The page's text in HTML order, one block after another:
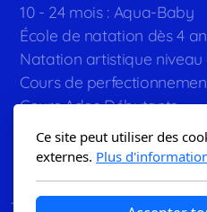
10 - 24 mois : Aqua-Baby
École de natation dès 4
Natation artistique
Cours de
Cours Ados Débutants
Cours Ados loisirs
Aquagym et Aquajogging
Truites arc en ciel
Ce site peut utiliser des
externes. Plus